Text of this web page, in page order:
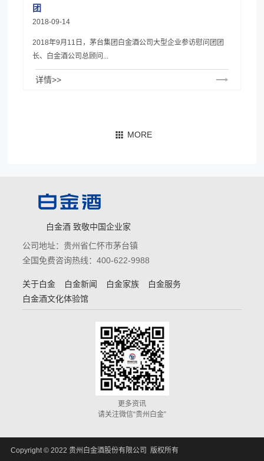
团
2018-09-14
2018年9月11日，茅台集团白金酒公司大型企业参访慰问团团
长、白金酒公司总顾问...
详情>>
白金酒 致敬中国企业家
公司地址：贵州省仁怀市茅台镇
全国免费咨询热线：400-622-9988
关于白金 白金新闻 白金家族
白金服务
白金酒文化体验馆
更多资讯
请关注微信“贵州白金”
Copyright © 2022 贵州白金酒股份有限公司 版权所有